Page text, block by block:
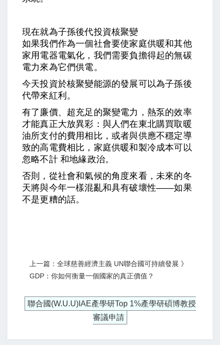
現在就為子孫後代投資核聚變
如果我們作為一個社會要使家庭供暖和其他
家用電器電氣化，我們需要負擔得起的無碳
電力來為它們供電。
今天投資於核聚變能源的發展可以為子孫後
代帶來紅利。
有了廉價、超充足的聚變電力，熱泵的效率
才能真正大放異彩：與人們在東北購買取暖
油所支付的費用相比，或者與供應不穩定導
致的高電費相比，家庭供暖和製冷成本可以
忽略不計 和地緣政治。
否則，從社會和氣候的角度來看，未來的冬
天將與今年一樣混亂和具有破壞性——如果
不是更糟的話。
上一篇：全球慈善經濟主義 UN聯合國可持續發展 》
GDP：你如何衡量一個國家的真正價值？
聯合國(W.U.U)IAE產學研Top 1%產學研碩博教授
審議申請